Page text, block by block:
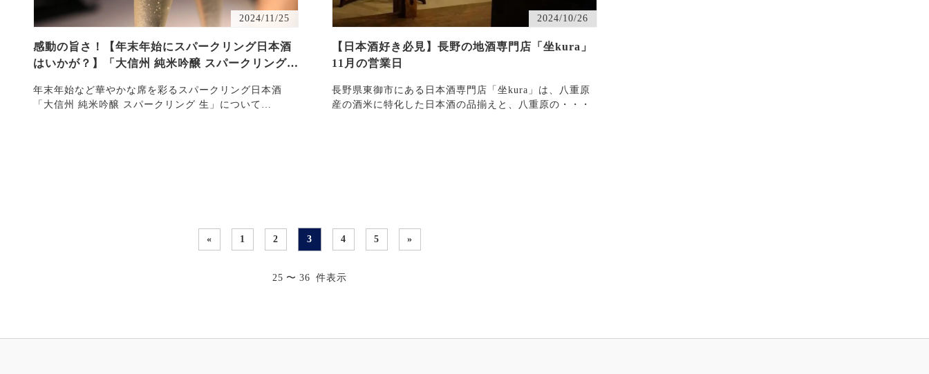
2024/11/25
感動の旨さ！【年末年始にスパークリング日本酒
はいかが？】「大信州 純米吟醸 スパークリング
年末年始など華やかな席を彩るスパークリング日本酒
「大信州 純米吟醸 スパークリング 生」について
2024/10/26
【日本酒好き必見】長野の地酒専門店「坐kura」
11月の営業日
長野県東御市にある日本酒専門店「坐kura」は、八重原
産の酒米に特化した日本酒の品揃えと、八重原の・・・
« 1 2 3 4 5 »
25 〜 36 件表示